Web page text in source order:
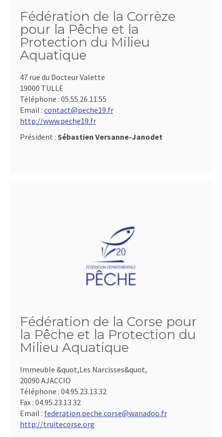
Fédération de la Corrèze
pour la Pêche et la
Protection du Milieu
Aquatique
47 rue du Docteur Valette
19000 TULLE
Téléphone : 05.55.26.11.55
Email : contact@peche19.fr
http://www.peche19.fr
Président : Sébastien Versanne-Janodet
Fédération de la Corse pour
la Pêche et la Protection du
Milieu Aquatique
Immeuble &quot,Les Narcisses&quot,
20090 AJACCIO
Téléphone : 04.95.23.13.32
Fax : 04.95.23.13.32
Email : federation.peche.corse@wanadoo.fr
http://truitecorse.org